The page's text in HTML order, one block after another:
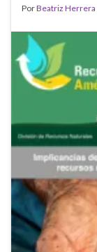
PorBeatriz Herrera